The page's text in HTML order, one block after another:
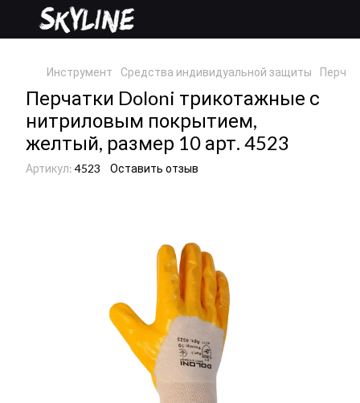
Инструмент Средства индивидуальной защиты
Перчатки Doloni трикотажные с
нитриловым покрытием,
желтый, размер 10 арт. 4523
Артикул: 4523 Оставить отзыв